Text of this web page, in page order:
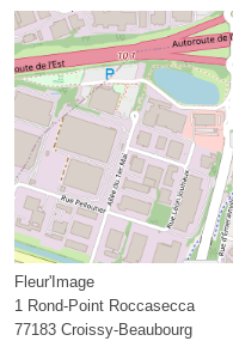
Fleur'Image
1 Rond-Point Roccasecca
77183 Croissy-Beaubourg